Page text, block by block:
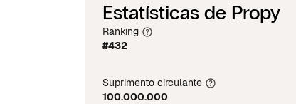
Estatísticas de Propy
Ranking
#432
Suprimento circulante
100.000.000